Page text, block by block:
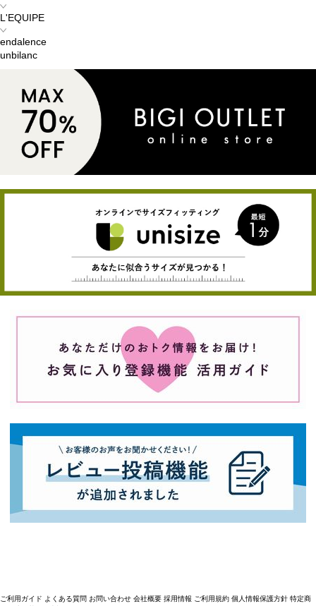
L'EQUIPE
endalence
unbilanc
ご利用ガイド よくある質問 お問い合わせ 会社概要 採用情報 ご利用規約 個人情報保護方針 特定商